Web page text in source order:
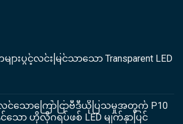
ားပွင့်လင်းမြင်သာသော Transparent LED
င်သောကြော်ငြာဗီဒီယိုပြသမှုအတွက် P10
င်သော ဟိုလိုဂရပ်ဖစ် LED မျက်နှာပြင်